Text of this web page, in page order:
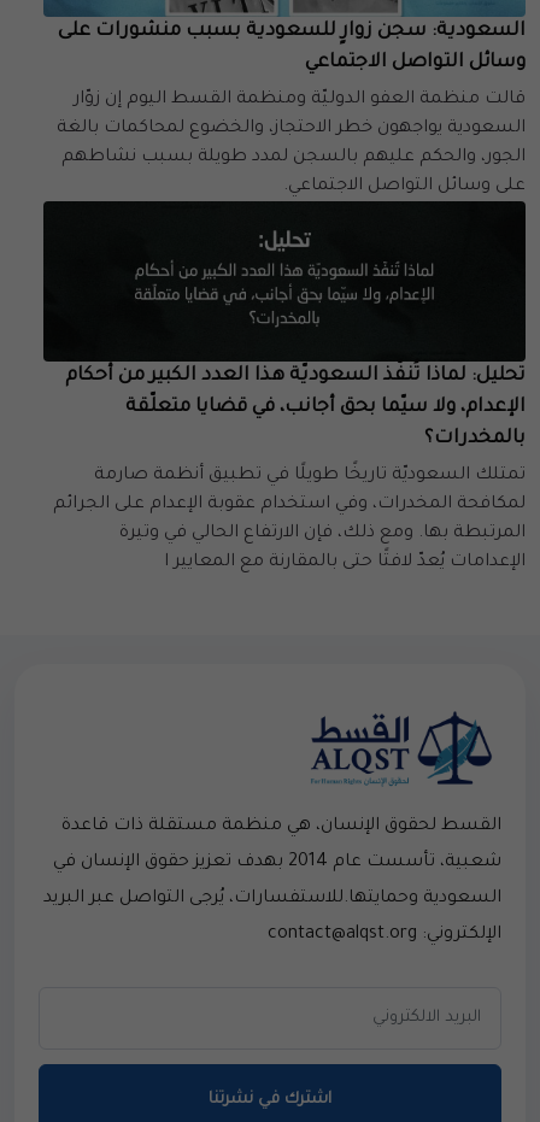
السعودية: سجن زوارٍ للسعودية بسبب منشورات على
وسائل التواصل الاجتماعي
قالت منظمة العفو الدوليّة ومنظمة القسط اليوم إن زوّار
السعودية يواجهون خطر الاحتجاز، والخضوع لمحاكمات بالغة
الجور، والحكم عليهم بالسجن لمدد طويلة بسبب نشاطهم
على وسائل التواصل الاجتماعي.
تحليل: لماذا تُنفّذ السعوديّة هذا العدد الكبير من أحكام
الإعدام، ولا سيّما بحق أجانب، في قضايا متعلّقة
بالمخدرات؟
تمتلك السعوديّة تاريخًا طويلًا في تطبيق أنظمة صارمة
لمكافحة المخدرات، وفي استخدام عقوبة الإعدام على الجرائم
المرتبطة بها. ومع ذلك، فإن الارتفاع الحالي في وتيرة
الإعدامات يُعدّ لافتًا حتى بالمقارنة مع المعايير ا
القسط لحقوق الإنسان، هي منظمة مستقلة ذات قاعدة
شعبية، تأسست عام 2014 بهدف تعزيز حقوق الإنسان في
السعودية وحمايتها.للاستفسارات، يُرجى التواصل عبر البريد
الإلكتروني: contact@alqst.org
اشترك في نشرتنا